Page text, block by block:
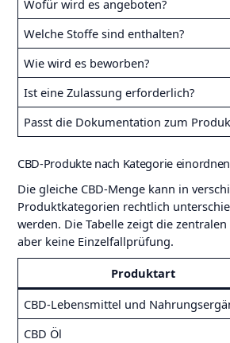
Wofür wird es angeboten?
Welche Stoffe sind enthalten?
Wie wird es beworben?
Ist eine Zulassung erforderlich?
Passt die Dokumentation zum
CBD-Produkte nach Kategorie einordnen
Die gleiche CBD-Menge kann in
Produktkategorien rechtlich
werden. Die Tabelle zeigt die
aber keine Einzelfallprüfung.
Produktart
CBD-Lebensmittel und
CBD Öl